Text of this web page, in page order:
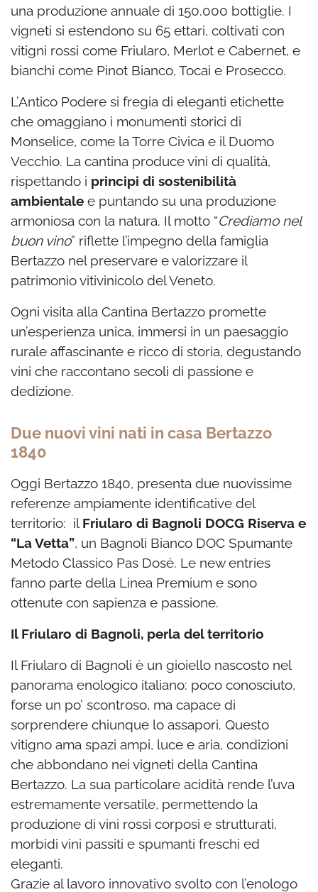
una produzione annuale di 150.000 bottiglie. I
vigneti si estendono su 65 ettari, coltivati con
vitigni rossi come Friularo, Merlot e Cabernet, e
bianchi come Pinot Bianco, Tocai e Prosecco.
L’Antico Podere si fregia di eleganti etichette
che omaggiano i monumenti storici di
Monselice, come la Torre Civica e il Duomo
Vecchio. La cantina produce vini di qualità,
rispettando i principi di sostenibilità
ambientale e puntando su una produzione
armoniosa con la natura. Il motto “Crediamo nel
buon vino” riflette l’impegno della famiglia
Bertazzo nel preservare e valorizzare il
patrimonio vitivinicolo del Veneto.
Ogni visita alla Cantina Bertazzo promette
un’esperienza unica, immersi in un paesaggio
rurale affascinante e ricco di storia, degustando
vini che raccontano secoli di passione e
dedizione.
Due nuovi vini nati in casa Bertazzo
1840
Oggi Bertazzo 1840, presenta due nuovissime
referenze ampiamente identificative del
territorio: il Friularo di Bagnoli DOCG Riserva e
“La Vetta”, un Bagnoli Bianco DOC Spumante
Metodo Classico Pas Dosé. Le new entries
fanno parte della Linea Premium e sono
ottenute con sapienza e passione.
Il Friularo di Bagnoli, perla del territorio
Il Friularo di Bagnoli è un gioiello nascosto nel
panorama enologico italiano: poco conosciuto,
forse un po’ scontroso, ma capace di
sorprendere chiunque lo assapori. Questo
vitigno ama spazi ampi, luce e aria, condizioni
che abbondano nei vigneti della Cantina
Bertazzo. La sua particolare acidità rende l’uva
estremamente versatile, permettendo la
produzione di vini rossi corposi e strutturati,
morbidi vini passiti e spumanti freschi ed
eleganti.
Grazie al lavoro innovativo svolto con l’enologo